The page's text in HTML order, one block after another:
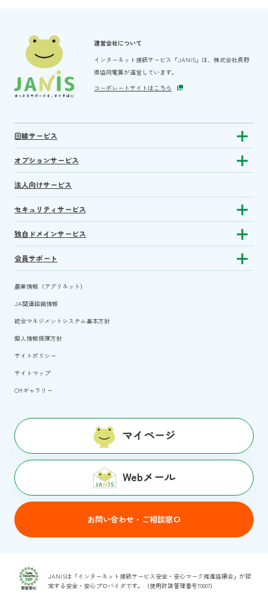
運営会社について
インターネット接続サービス「JANIS」は、株式会社長野
県協同電算が運営しています。
コーポレートサイトはこちら
回線サービス Show
オプションサービス Show
法人向けサービス
セキュリティサービス Show
独自ドメインサービス Show
会員サポート Show
農業情報（アグリネット）
JA関連組織情報
統合マネジメントシステム基本方針
個人情報保護方針
サイトポリシー
サイトマップ
CMギャラリー
マイページ
Webメール
お問い合わせ・ご相談窓口
JANISは「インターネット接続サービス安全・安心マーク推進協議会」が認
定する安全・安心プロバイダです。（使用許諾管理番号T0007）